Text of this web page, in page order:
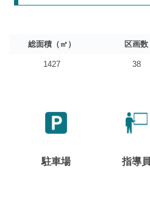
総面積（㎡） 区画数
1427 38
駐車場 指導員